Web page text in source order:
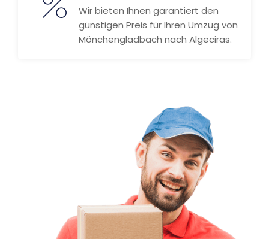
Wir bieten Ihnen garantiert den
günstigen Preis für Ihren Umzug von
Mönchengladbach nach Algeciras.